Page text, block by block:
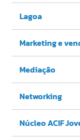
Lagoa
Marketing e
Mediação
Networking
Núcleo ACIF